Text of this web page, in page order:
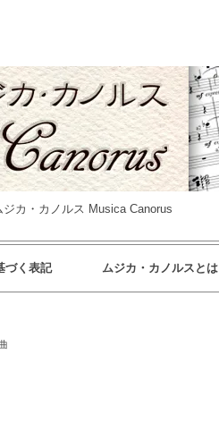
カ・カノルス Musica Canorus
づく表記 ムジカ・カノルスとは